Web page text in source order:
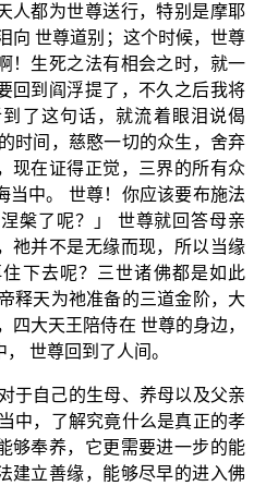
人都为世尊送行，特别是摩耶
向 世尊道别；这个时候，世尊
！生死之法有相会之时，就一
回到阎浮提了，不久之后我将
了这句话，就流着眼泪说偈
时间，慈愍一切的众生，舍弃
现在证得正觉，三界的所有众
当中。 世尊！你应该要布施法
槃了呢？」 世尊就回答母亲
祂并不是无缘而现，所以当缘
下去呢？三世诸佛都是如此
释天为祂准备的三道金阶，大
四大天王陪侍在 世尊的身边，
世尊回到了人间。
于自己的生母、养母以及父亲
中，了解究竟什么是真正的孝
够奉养，它更需要进一步的能
建立善缘，能够尽早的进入佛